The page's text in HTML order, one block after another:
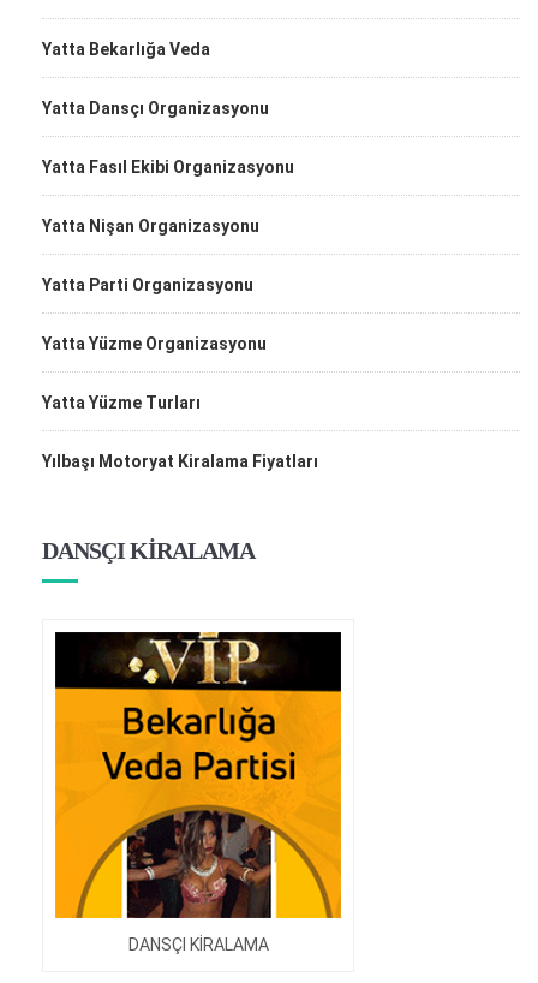
Yatta Bekarlığa Veda
Yatta Dansçı Organizasyonu
Yatta Fasıl Ekibi Organizasyonu
Yatta Nişan Organizasyonu
Yatta Parti Organizasyonu
Yatta Yüzme Organizasyonu
Yatta Yüzme Turları
Yılbaşı Motoryat Kiralama Fiyatları
DANSÇI KİRALAMA
DANSÇI KİRALAMA